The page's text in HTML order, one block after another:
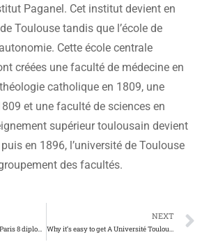
Paganel. Cet institut devient en
Toulouse tandis que l’école de
Cette école centrale
créées une faculté de médecine en
catholique en 1809, une
et une faculté de sciences en
supérieur toulousain devient
en 1896, l’université de Toulouse
des facultés.
NEXT